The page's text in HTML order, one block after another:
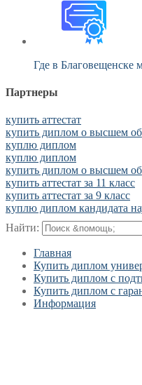
Где в Благовещенске
Партнеры
купить аттестат
купить диплом о высшем
куплю диплом
куплю диплом
купить диплом о высшем
купить аттестат за 11 класс
купить аттестат за 9 класс
куплю диплом кандидата
Найти:
Главная
Купить диплом
Купить диплом с
Купить диплом с
Информация